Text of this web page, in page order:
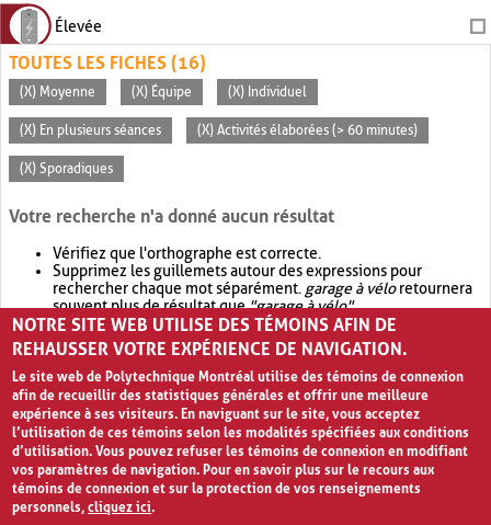
Élevée
TOUTES LES FICHES (16)
(X) Moyenne (X) Équipe (X) Individuel
(X) En plusieurs séances (X) Activités élaborées (> 60 minutes)
(X) Sporadiques
Votre recherche n'a donné aucun résultat
Vérifiez que l'orthographe est correcte.
Supprimez les guillemets autour des expressions pour
rechercher chaque mot séparément. garage à véloretournera
souvent plus de résultat que"garage à vélo".
Envisagez d'élargir votre recherche avec OR.garage OR vélo
retournera souvent plus de résultat quegarage à vélo
NOTRE SITE WEB UTILISE DES TÉMOINS AFIN DE
REHAUSSER VOTRE EXPÉRIENCE DE NAVIGATION.
Le site web de Polytechnique Montréal utilise des témoins de connexion
afin de recueillir des statistiques générales et offrir une meilleure
expérience à ses visiteurs. En naviguant sur le site, vous acceptez
l’utilisation de ces témoins selon les modalités spécifiées aux conditions
d’utilisation. Vous pouvez refuser les témoins de connexion en modifiant
vos paramètres de navigation. Pour en savoir plus sur le recours aux
témoins de connexion et sur la protection de vos renseignements
personnels,cliquez ici.